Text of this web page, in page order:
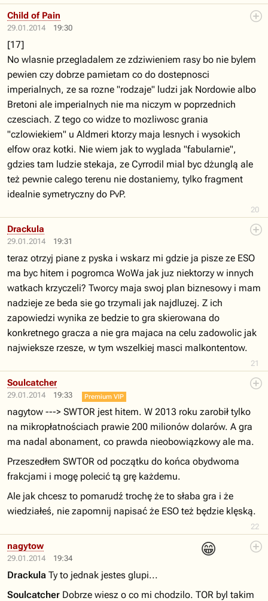
29.01.2014 19:30
20
Child of Pain
[17]
No wlasnie przegladalem ze zdziwieniem rasy bo nie bylem
pewien czy dobrze pamietam co do dostepnosci
imperialnych, ze sa rozne "rodzaje" ludzi jak Nordowie albo
Bretoni ale imperialnych nie ma niczym w poprzednich
czesciach. Z tego co widze to mozliwosc grania
"czlowiekiem" u Aldmeri ktorzy maja lesnych i wysokich
elfow oraz kotki. Nie wiem jak to wyglada "fabularnie",
gdzies tam ludzie stekaja, ze Cyrrodil mial byc dżunglą ale
też pewnie calego terenu nie dostaniemy, tylko fragment
idealnie symetryczny do PvP.
29.01.2014 19:31
21
Drackula
teraz otrzyj piane z pyska i wskarz mi gdzie ja pisze ze ESO
ma byc hitem i pogromca WoWa jak juz niektorzy w innych
watkach krzyczeli? Tworcy maja swoj plan biznesowy i mam
nadzieje ze beda sie go trzymali jak najdluzej. Z ich
zapowiedzi wynika ze bedzie to gra skierowana do
konkretnego gracza a nie gra majaca na celu zadowolic jak
najwieksze rzesze, w tym wszelkiej masci malkontentow.
29.01.2014 19:33
22
Soulcatcher
Premium VIP
nagytow ---> SWTOR jest hitem. W 2013 roku zarobił tylko
na mikropłatnościach prawie 200 milionów dolarów. A gra
ma nadal abonament, co prawda nieobowiązkowy ale ma.
Przeszedłem SWTOR od początku do końca obydwoma
frakcjami i mogę polecić tą grę każdemu.
Ale jak chcesz to pomarudź trochę że to słaba gra i że
wiedziałeś, nie zapomnij napisać że ESO też będzie klęską.
29.01.2014 19:34
😁
nagytow
Drackula Ty to jednak jestes glupi...
Soulcatcher Dobrze wiesz o co mi chodzilo. TOR byl takim